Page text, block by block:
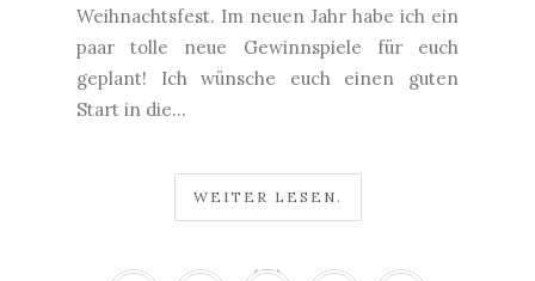
Weihnachtsfest. Im neuen Jahr habe ich ein
paar tolle neue Gewinnspiele für euch
geplant! Ich wünsche euch einen guten
Start in die...
WEITER LESEN.